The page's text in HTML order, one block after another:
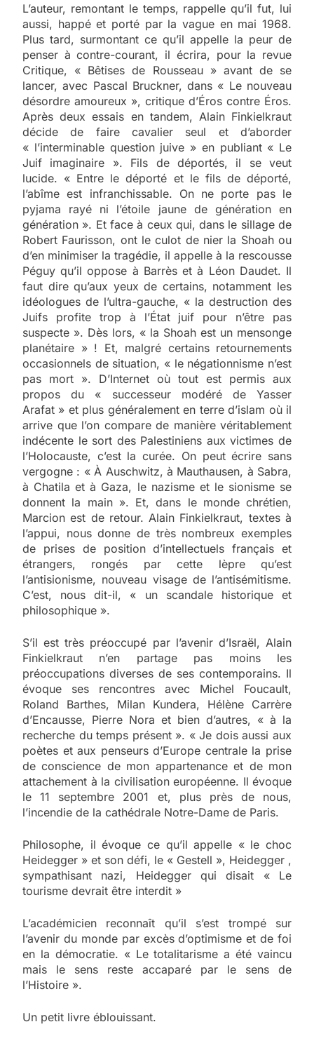
L’auteur, remontant le temps, rappelle qu’il fut, lui
aussi, happé et porté par la vague en mai 1968.
Plus tard, surmontant ce qu’il appelle la peur de
penser à contre-courant, il écrira, pour la revue
Critique, « Bêtises de Rousseau » avant de se
lancer, avec Pascal Bruckner, dans « Le nouveau
désordre amoureux », critique d’Éros contre Éros.
Après deux essais en tandem, Alain Finkielkraut
décide de faire cavalier seul et d’aborder
« l’interminable question juive » en publiant « Le
Juif imaginaire ». Fils de déportés, il se veut
lucide. « Entre le déporté et le fils de déporté,
l’abîme est infranchissable. On ne porte pas le
pyjama rayé ni l’étoile jaune de génération en
génération ». Et face à ceux qui, dans le sillage de
Robert Faurisson, ont le culot de nier la Shoah ou
d’en minimiser la tragédie, il appelle à la rescousse
Péguy qu’il oppose à Barrès et à Léon Daudet. Il
faut dire qu’aux yeux de certains, notamment les
idéologues de l’ultra-gauche, « la destruction des
Juifs profite trop à l’État juif pour n’être pas
suspecte ». Dès lors, « la Shoah est un mensonge
planétaire » ! Et, malgré certains retournements
occasionnels de situation, « le négationnisme n’est
pas mort ». D’Internet où tout est permis aux
propos du « successeur modéré de Yasser
Arafat » et plus généralement en terre d’islam où il
arrive que l’on compare de manière véritablement
indécente le sort des Palestiniens aux victimes de
l’Holocauste, c’est la curée. On peut écrire sans
vergogne : « À Auschwitz, à Mauthausen, à Sabra,
à Chatila et à Gaza, le nazisme et le sionisme se
donnent la main ». Et, dans le monde chrétien,
Marcion est de retour. Alain Finkielkraut, textes à
l’appui, nous donne de très nombreux exemples
de prises de position d’intellectuels français et
étrangers, rongés par cette lèpre qu’est
l’antisionisme, nouveau visage de l’antisémitisme.
C’est, nous dit-il, « un scandale historique et
philosophique ».
S’il est très préoccupé par l’avenir d’Israël, Alain
Finkielkraut n’en partage pas moins les
préoccupations diverses de ses contemporains. Il
évoque ses rencontres avec Michel Foucault,
Roland Barthes, Milan Kundera, Hélène Carrère
d’Encausse, Pierre Nora et bien d’autres, « à la
recherche du temps présent ». « Je dois aussi aux
poètes et aux penseurs d’Europe centrale la prise
de conscience de mon appartenance et de mon
attachement à la civilisation européenne. Il évoque
le 11 septembre 2001 et, plus près de nous,
l’incendie de la cathédrale Notre-Dame de Paris.
Philosophe, il évoque ce qu’il appelle « le choc
Heidegger » et son défi, le « Gestell », Heidegger ,
sympathisant nazi, Heidegger qui disait « Le
tourisme devrait être interdit »
L’académicien reconnaît qu’il s’est trompé sur
l’avenir du monde par excès d’optimisme et de foi
en la démocratie. « Le totalitarisme a été vaincu
mais le sens reste accaparé par le sens de
l’Histoire ».
Un petit livre éblouissant.